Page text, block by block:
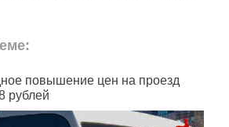
повышение цен на проезд
рублей